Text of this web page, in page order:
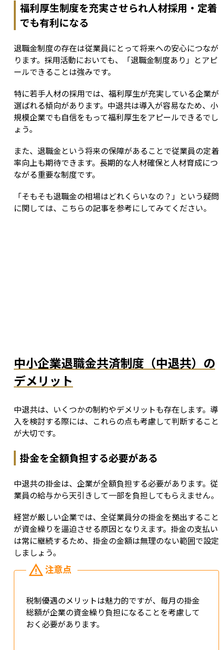
福利厚生制度を充実させられ人材採用・定着
でも有利になる
退職金制度の存在は従業員にとって将来への安心につなが
ります。採用活動においても、「退職金制度あり」とアピ
ールできることは強みです。
特に若手人材の採用では、福利厚生が充実している企業が
選ばれる傾向があります。中退共は導入が容易なため、小
規模企業でも自信をもって福利厚生をアピールできるでし
ょう。
また、退職金という将来の保障があることで従業員の定着
率向上も期待できます。長期的な人材確保と人材育成につ
ながる重要な制度です。
「そもそも退職金の相場はどれくらいなの？」という疑問
に関しては、こちらの記事を参考にしてみてください。
中小企業退職金共済制度（中退共）の
デメリット
中退共は、いくつかの制約やデメリットも存在します。導
入を検討する際には、これらの点も考慮して判断すること
が大切です。
掛金を全額負担する必要がある
中退共の掛金は、企業が全額負担する必要があります。従
業員の給与から天引きして一部を負担してもらえません。
経営が厳しい企業では、全従業員分の掛金を拠出すること
が資金繰りを逼迫させる原因となりえます。掛金の支払い
は常に継続するため、掛金の金額は無理のない範囲で設定
しましょう。
税制優遇のメリットは魅力的ですが、毎月の掛金
総額が企業の資金繰り負担になることを考慮して
おく必要があります。